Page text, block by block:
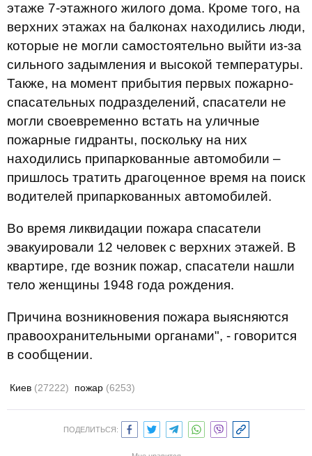
этаже 7-этажного жилого дома. Кроме того, на
верхних этажах на балконах находились люди,
которые не могли самостоятельно выйти из-за
сильного задымления и высокой температуры.
Также, на момент прибытия первых пожарно-
спасательных подразделений, спасатели не
могли своевременно встать на уличные
пожарные гидранты, поскольку на них
находились припаркованные автомобили –
пришлось тратить драгоценное время на поиск
водителей припаркованных автомобилей.
Во время ликвидации пожара спасатели
эвакуировали 12 человек с верхних этажей. В
квартире, где возник пожар, спасатели нашли
тело женщины 1948 года рождения.
Причина возникновения пожара выясняются
правоохранительными органами", - говорится
в сообщении.
Киев (27222) пожар (6253)
ПОДЕЛИТЬСЯ: